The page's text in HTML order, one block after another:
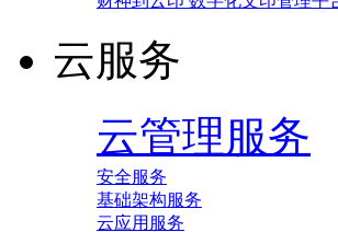
云服务
云管理服务
安全服务
基础架构服务
云应用服务